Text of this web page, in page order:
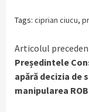
Tags: ciprian ciucu,
Continue
Reading
Articolul
Președintele
apără decizia de
manipularea